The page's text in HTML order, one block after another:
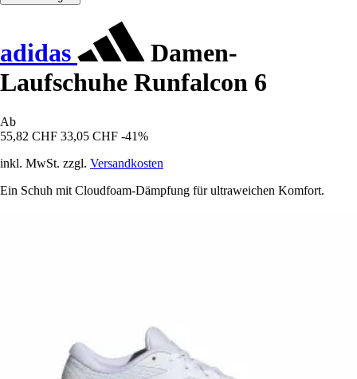
adidas
Damen-
Laufschuhe Runfalcon 6
Ab
55,82 CHF 33,05 CHF -41%
inkl. MwSt. zzgl. Versandkosten
Ein Schuh mit Cloudfoam-Dämpfung für ultraweichen Komfort.